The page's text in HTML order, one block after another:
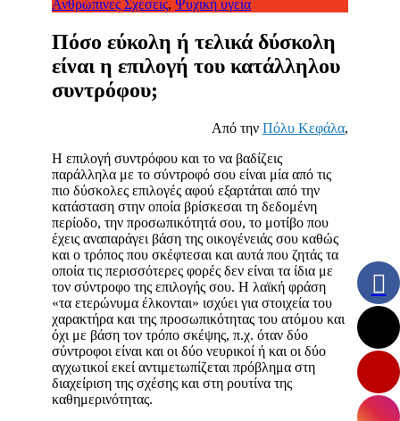
Ανθρώπινες Σχέσεις, Ψυχική υγεία
Πόσο εύκολη ή τελικά δύσκολη
είναι η επιλογή του κατάλληλου
συντρόφου;
Από την Πόλυ Κεφάλα,
Η επιλογή συντρόφου και το να βαδίζεις
παράλληλα με το σύντροφό σου είναι μία από τις
πιο δύσκολες επιλογές αφού εξαρτάται από την
κατάσταση στην οποία βρίσκεσαι τη δεδομένη
περίοδο, την προσωπικότητά σου, το μοτίβο που
έχεις αναπαράγει βάση της οικογένειάς σου καθώς
και ο τρόπος που σκέφτεσαι και αυτά που ζητάς τα
οποία τις περισσότερες φορές δεν είναι τα ίδια με
τον σύντροφο της επιλογής σου. Η λαϊκή φράση
«τα ετερώνυμα έλκονται» ισχύει για στοιχεία του
χαρακτήρα και της προσωπικότητας του ατόμου και
όχι με βάση τον τρόπο σκέψης, π.χ. όταν δύο
σύντροφοι είναι και οι δύο νευρικοί ή και οι δύο
αγχωτικοί εκεί αντιμετωπίζεται πρόβλημα στη
διαχείριση της σχέσης και στη ρουτίνα της
καθημερινότητας.